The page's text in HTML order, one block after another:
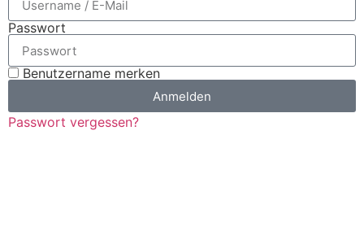
Passwort
Benutzername merken
Anmelden
Passwort vergessen?